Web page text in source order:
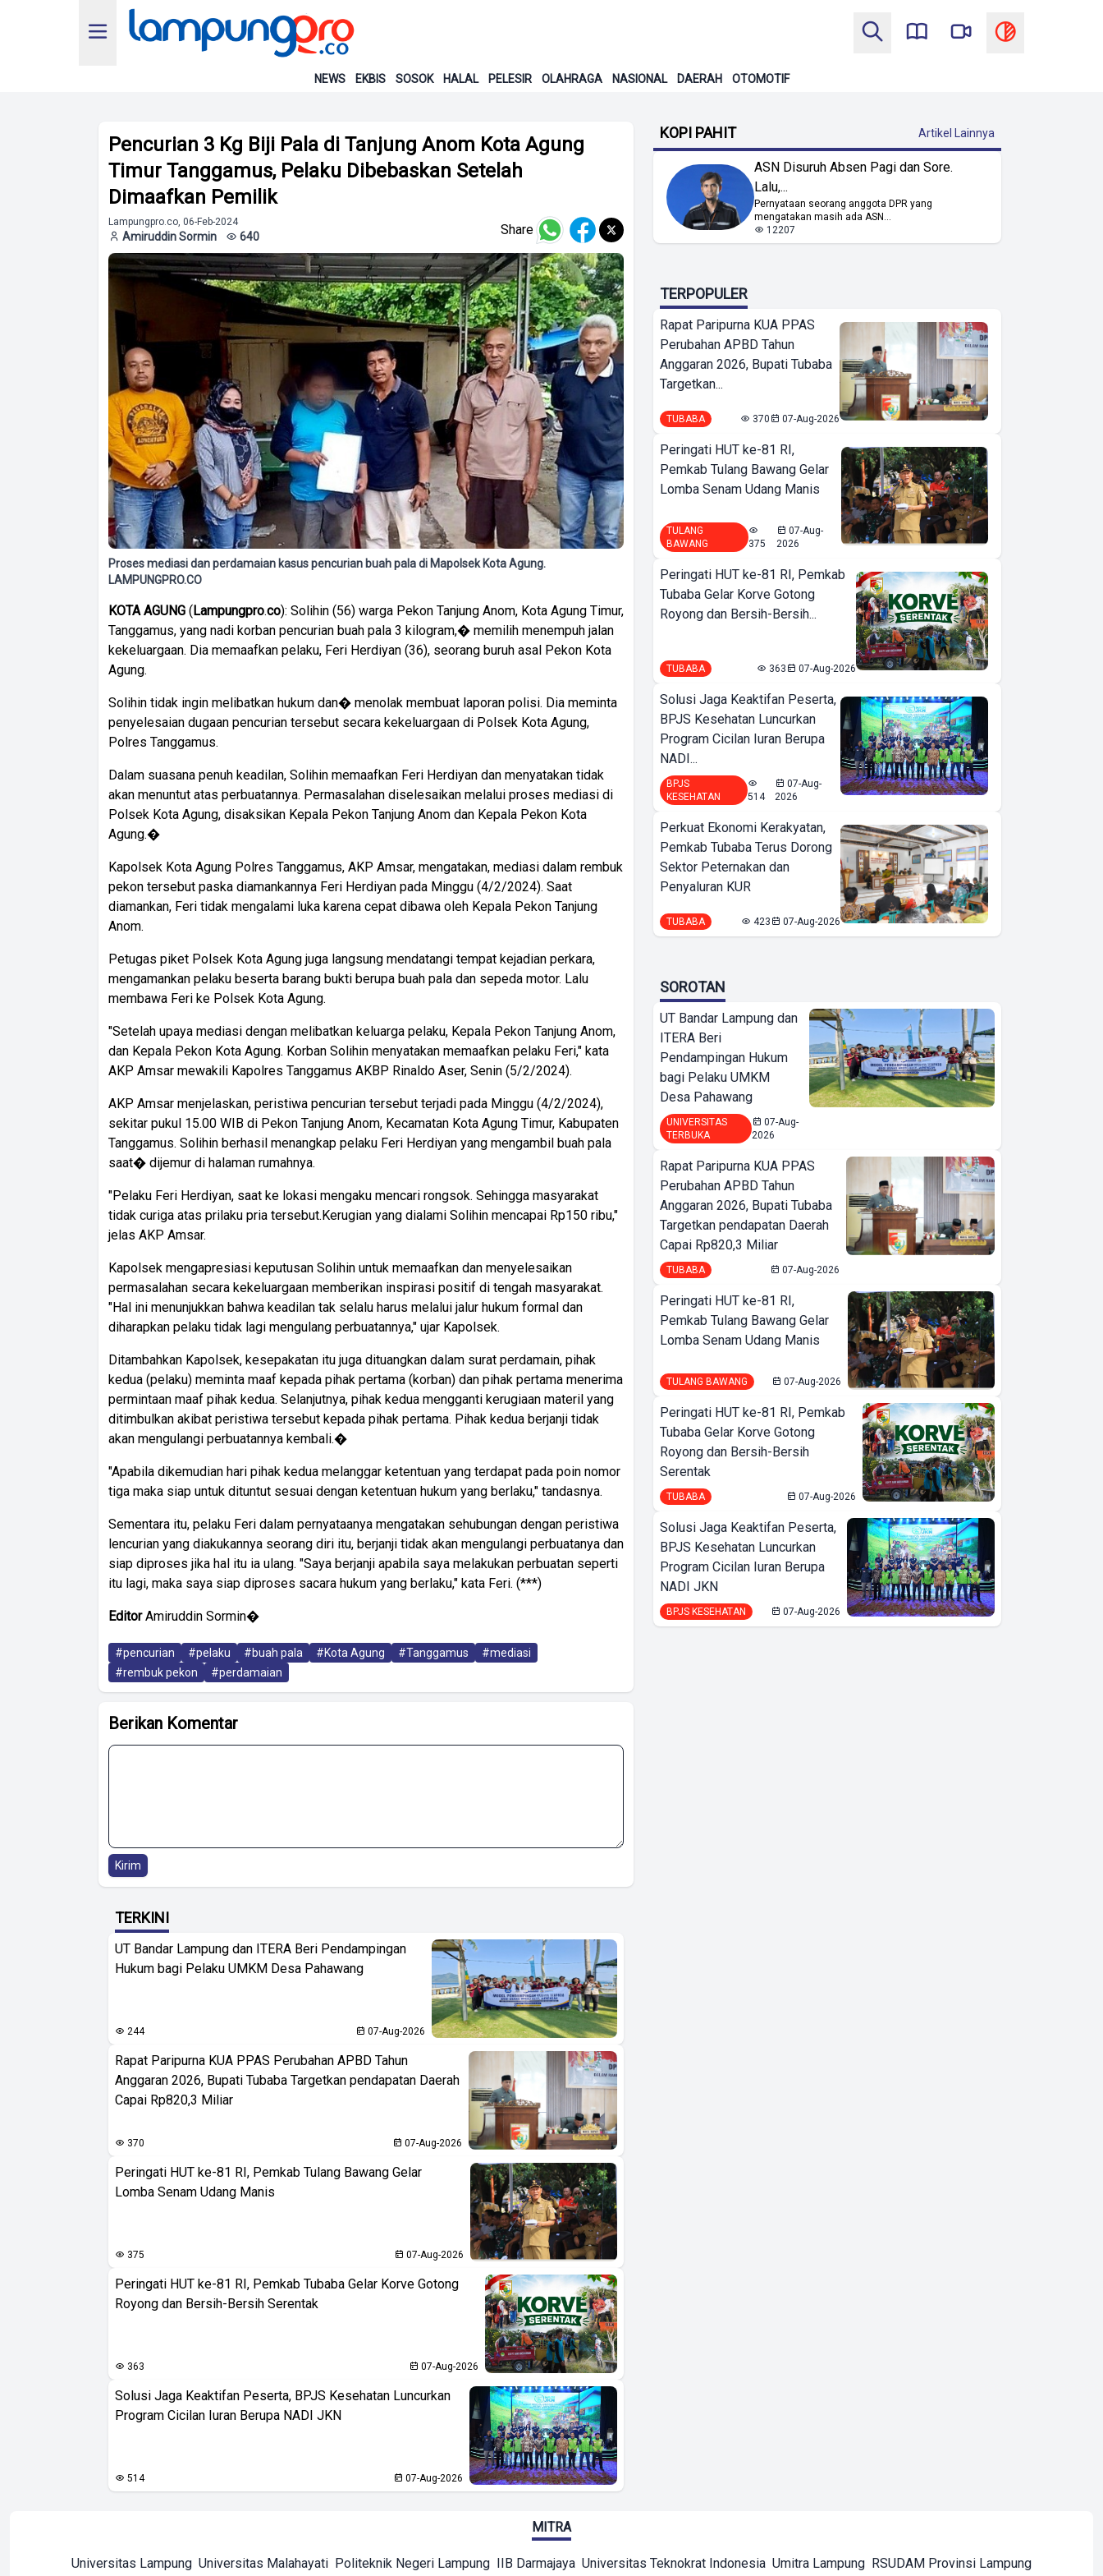
NEWS EKBIS SOSOK HALAL PELESIR OLAHRAGA NASIONAL DAERAH OTOMOTIF
Pencurian 3 Kg Biji Pala di Tanjung Anom Kota Agung
Timur Tanggamus, Pelaku Dibebaskan Setelah
Dimaafkan Pemilik
Lampungpro.co, 06-Feb-2024
Amiruddin Sormin 640 Share
Proses mediasi dan perdamaian kasus pencurian buah pala di Mapolsek Kota Agung.
LAMPUNGPRO.CO
KOTA AGUNG ( Lampungpro.co): Solihin (56) warga Pekon Tanjung Anom, Kota Agung Timur,
Tanggamus, yang nadi korban pencurian buah pala 3 kilogram,� memilih menempuh jalan
kekeluargaan. Dia memaafkan pelaku, Feri Herdiyan (36), seorang buruh asal Pekon Kota
Agung.
Solihin tidak ingin melibatkan hukum dan� menolak membuat laporan polisi. Dia meminta
penyelesaian dugaan pencurian tersebut secara kekeluargaan di Polsek Kota Agung,
Polres Tanggamus.
Dalam suasana penuh keadilan, Solihin memaafkan Feri Herdiyan dan menyatakan tidak
akan menuntut atas perbuatannya. Permasalahan diselesaikan melalui proses mediasi di
Polsek Kota Agung, disaksikan Kepala Pekon Tanjung Anom dan Kepala Pekon Kota
Agung.�
Kapolsek Kota Agung Polres Tanggamus, AKP Amsar, mengatakan, mediasi dalam rembuk
pekon tersebut paska diamankannya Feri Herdiyan pada Minggu (4/2/2024). Saat
diamankan, Feri tidak mengalami luka karena cepat dibawa oleh Kepala Pekon Tanjung
Anom.
Petugas piket Polsek Kota Agung juga langsung mendatangi tempat kejadian perkara,
mengamankan pelaku beserta barang bukti berupa buah pala dan sepeda motor. Lalu
membawa Feri ke Polsek Kota Agung.
"Setelah upaya mediasi dengan melibatkan keluarga pelaku, Kepala Pekon Tanjung Anom,
dan Kepala Pekon Kota Agung. Korban Solihin menyatakan memaafkan pelaku Feri," kata
AKP Amsar mewakili Kapolres Tanggamus AKBP Rinaldo Aser, Senin (5/2/2024).
AKP Amsar menjelaskan, peristiwa pencurian tersebut terjadi pada Minggu (4/2/2024),
sekitar pukul 15.00 WIB di Pekon Tanjung Anom, Kecamatan Kota Agung Timur, Kabupaten
Tanggamus. Solihin berhasil menangkap pelaku Feri Herdiyan yang mengambil buah pala
saat� dijemur di halaman rumahnya.
"Pelaku Feri Herdiyan, saat ke lokasi mengaku mencari rongsok. Sehingga masyarakat
tidak curiga atas prilaku pria tersebut.Kerugian yang dialami Solihin mencapai Rp150 ribu,"
jelas AKP Amsar.
Kapolsek mengapresiasi keputusan Solihin untuk memaafkan dan menyelesaikan
permasalahan secara kekeluargaan memberikan inspirasi positif di tengah masyarakat.
"Hal ini menunjukkan bahwa keadilan tak selalu harus melalui jalur hukum formal dan
diharapkan pelaku tidak lagi mengulang perbuatannya," ujar Kapolsek.
Ditambahkan Kapolsek, kesepakatan itu juga dituangkan dalam surat perdamain, pihak
kedua (pelaku) meminta maaf kepada pihak pertama (korban) dan pihak pertama menerima
permintaan maaf pihak kedua. Selanjutnya, pihak kedua mengganti kerugiaan materil yang
ditimbulkan akibat peristiwa tersebut kepada pihak pertama. Pihak kedua berjanji tidak
akan mengulangi perbuatannya kembali.�
"Apabila dikemudian hari pihak kedua melanggar ketentuan yang terdapat pada poin nomor
tiga maka siap untuk dituntut sesuai dengan ketentuan hukum yang berlaku," tandasnya.
Sementara itu, pelaku Feri dalam pernyataanya mengatakan sehubungan dengan peristiwa
lencurian yang diakukannya seorang diri itu, berjanji tidak akan mengulangi perbuatanya dan
siap diproses jika hal itu ia ulang. "Saya berjanji apabila saya melakukan perbuatan seperti
itu lagi, maka saya siap diproses sacara hukum yang berlaku," kata Feri. (***)
EditorAmiruddin Sormin�
#pencurian #pelaku #buah pala #Kota Agung #Tanggamus
#mediasi
#rembuk pekon
#perdamaian
Berikan Komentar
Kirim
TERKINI
UT Bandar Lampung dan ITERA Beri Pendampingan
Hukum bagi Pelaku UMKM Desa Pahawang
244 07-Aug-2026
Rapat Paripurna KUA PPAS Perubahan APBD Tahun
Anggaran 2026, Bupati Tubaba Targetkan pendapatan Daerah
Capai Rp820,3 Miliar
370 07-Aug-2026
Peringati HUT ke-81 RI, Pemkab Tulang Bawang Gelar
Lomba Senam Udang Manis
375 07-Aug-2026
Peringati HUT ke-81 RI, Pemkab Tubaba Gelar Korve Gotong
Royong dan Bersih-Bersih Serentak
363 07-Aug-2026
Solusi Jaga Keaktifan Peserta, BPJS Kesehatan Luncurkan
Program Cicilan Iuran Berupa NADI JKN
514 07-Aug-2026
KOPI PAHIT Artikel Lainnya
ASN Disuruh Absen Pagi dan Sore.
Lalu,...
Pernyataan seorang anggota DPR yang
mengatakan masih ada ASN...
12207
TERPOPULER
Rapat Paripurna KUA PPAS
Perubahan APBD Tahun
Anggaran 2026, Bupati Tubaba
Targetkan...
TUBABA 370 07-Aug-2026
Peringati HUT ke-81 RI,
Pemkab Tulang Bawang Gelar
Lomba Senam Udang Manis
TULANG
BAWANG
375
07-Aug-
2026
Peringati HUT ke-81 RI, Pemkab
Tubaba Gelar Korve Gotong
Royong dan Bersih-Bersih...
TUBABA 363 07-Aug-2026
Solusi Jaga Keaktifan Peserta,
BPJS Kesehatan Luncurkan
Program Cicilan Iuran Berupa
NADI...
BPJS
KESEHATAN
514
07-Aug-
2026
Perkuat Ekonomi Kerakyatan,
Pemkab Tubaba Terus Dorong
Sektor Peternakan dan
Penyaluran KUR
TUBABA 423 07-Aug-2026
SOROTAN
UT Bandar Lampung dan
ITERA Beri
Pendampingan Hukum
bagi Pelaku UMKM
Desa Pahawang
UNIVERSITAS
TERBUKA
07-Aug-
2026
Rapat Paripurna KUA PPAS
Perubahan APBD Tahun
Anggaran 2026, Bupati Tubaba
Targetkan pendapatan Daerah
Capai Rp820,3 Miliar
TUBABA 07-Aug-2026
Peringati HUT ke-81 RI,
Pemkab Tulang Bawang Gelar
Lomba Senam Udang Manis
TULANG BAWANG 07-Aug-2026
Peringati HUT ke-81 RI, Pemkab
Tubaba Gelar Korve Gotong
Royong dan Bersih-Bersih
Serentak
TUBABA 07-Aug-2026
Solusi Jaga Keaktifan Peserta,
BPJS Kesehatan Luncurkan
Program Cicilan Iuran Berupa
NADI JKN
BPJS KESEHATAN 07-Aug-2026
MITRA
Universitas Lampung Universitas Malahayati Politeknik Negeri Lampung IIB Darmajaya Universitas Teknokrat Indonesia Umitra Lampung RSUDAM Provinsi Lampung